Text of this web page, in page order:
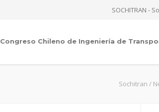
SOCHITRAN -
Congreso Chileno de Ingeniería de
Sochitran /